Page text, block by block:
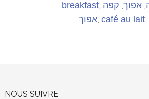
breakfast, ,אפוך קפה
אפוך café au lait
NOUS SUIVRE